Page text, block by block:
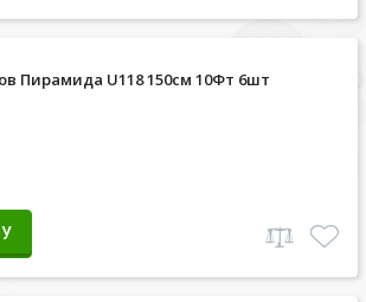
Пирамида U118 150см 10Фт 6шт